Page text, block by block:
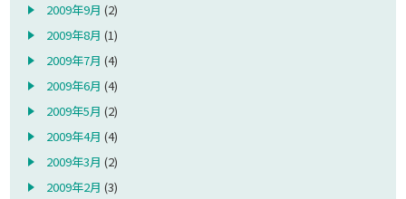
2009年9月 (2)
2009年8月 (1)
2009年7月 (4)
2009年6月 (4)
2009年5月 (2)
2009年4月 (4)
2009年3月 (2)
2009年2月 (3)